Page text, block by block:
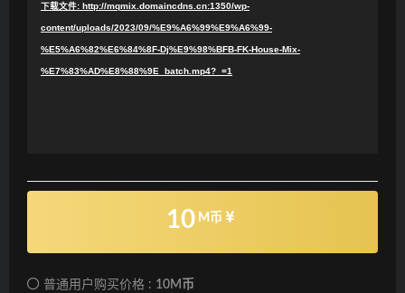
下载文件: http://mqmix.domaincdns.cn:1350/wp-
content/uploads/2023/09/%E9%A6%99%E9%A6%99-
%E5%A6%82%E6%84%8F-Dj%E9%98%BFB-FK-House-Mix-
%E7%83%AD%E8%88%9E_batch.mp4?_=1
10 M币
普通用户购买价格 : 10M币